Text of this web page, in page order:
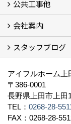
コンセプト (2)
選ばれる理由
施工実例（フォ
公共工事他
建築工事 実績
土木工事 実績
一般建築(別荘)
公共工事部スタ
会社案内
社長挨拶
会社概要
採用情報
アクセス
スタッフ紹介
スタッフブログ
資格取得一覧
プライバシーポ
地域貢献 (3)
スタッフブログ
アイフルホーム上
〒386-0001
長野県上田市上
TEL： 0268-28-
FAX：0268-28-